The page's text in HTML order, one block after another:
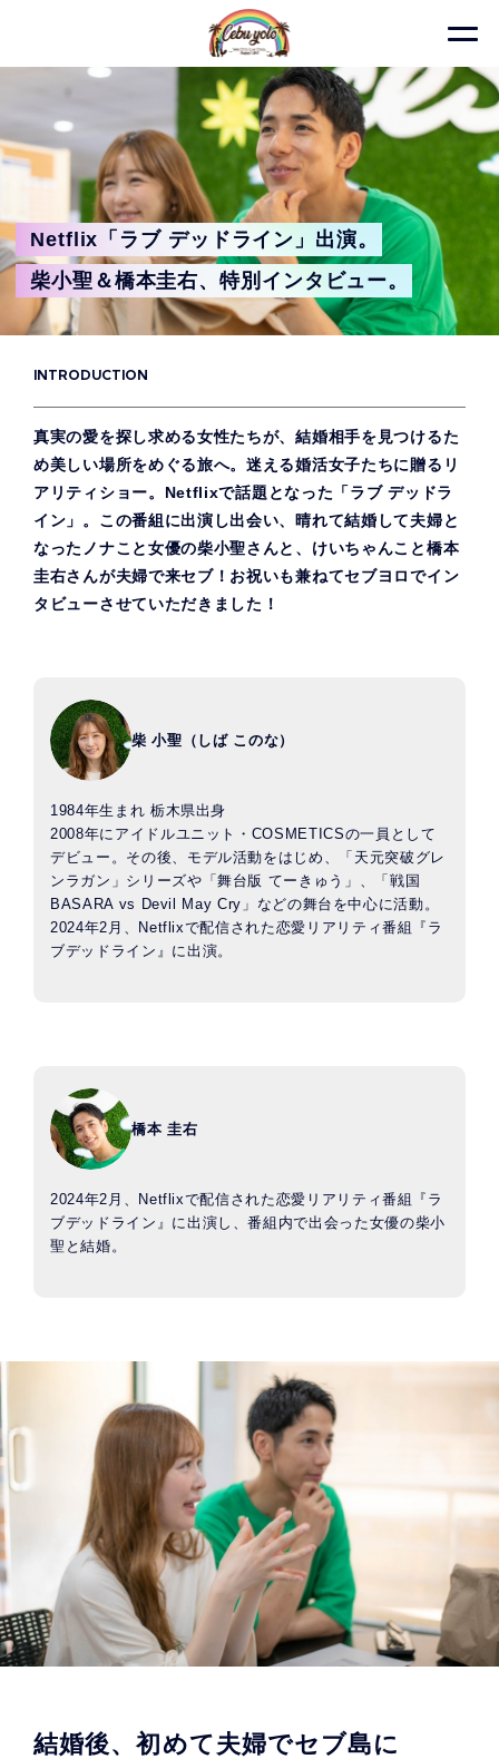
Netflix「ラブ デッドライン」出演。
柴小聖＆橋本圭右、特別インタビュー。
INTRODUCTION
真実の愛を探し求める女性たちが、結婚相手を見つけるた
め美しい場所をめぐる旅へ。迷える婚活女子たちに贈るリ
アリティショー。Netflixで話題となった「ラブ デッドラ
イン」。この番組に出演し出会い、晴れて結婚して夫婦と
なったノナこと女優の柴小聖さんと、けいちゃんこと橋本
圭右さんが夫婦で来セブ！お祝いも兼ねてセブヨロでイン
タビューさせていただきました！
柴 小聖（しば このな）
1984年生まれ 栃木県出身
2008年にアイドルユニット・COSMETICSの一員として
デビュー。その後、モデル活動をはじめ、「天元突破グレ
ンラガン」シリーズや「舞台版 てーきゅう」、「戦国
BASARA vs Devil May Cry」などの舞台を中心に活動。
2024年2月、Netflixで配信された恋愛リアリティ番組『ラ
ブデッドライン』に出演。
橋本 圭右
2024年2月、Netflixで配信された恋愛リアリティ番組『ラ
ブデッドライン』に出演し、番組内で出会った女優の柴小
聖と結婚。
結婚後、初めて夫婦でセブ島に